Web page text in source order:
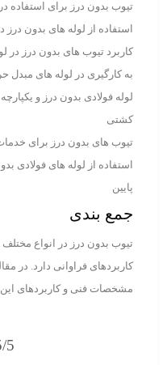
تیوب بدون درز برای استفاده در
استفاده از لوله های بدون درز
کاربرد تیوب های بدون درز در
به کارگیری در لوله های مبدل
لوله فولادی بدون درز و
کشتی
تیوب های بدون درز برای
استفاده از لوله های فولادی
پایین
جمع بندی
تیوب بدون درز در انواع
کاربردهای فراوانی دارد. در
مشخصات فنی و کاربردهای این
5/5 - (2